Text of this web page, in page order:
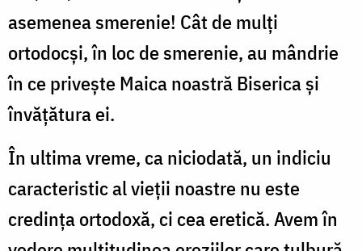
asemenea smerenie! Cât de mulţi
ortodocşi, în loc de smerenie, au mândrie
în ce priveşte Maica noastră Biserica şi
învăţătura ei.
În ultima vreme, ca niciodată, un indiciu
caracteristic al vieţii noastre nu este
credinţa ortodoxă, ci cea eretică. Avem în